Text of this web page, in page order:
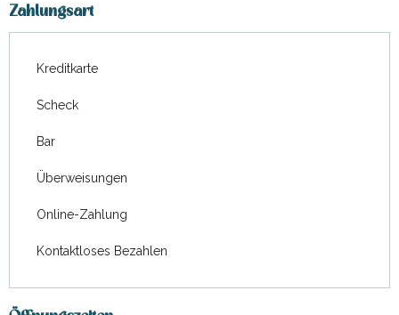
Zahlungsart
Kreditkarte
Scheck
Bar
Überweisungen
Online-Zahlung
Kontaktloses Bezahlen